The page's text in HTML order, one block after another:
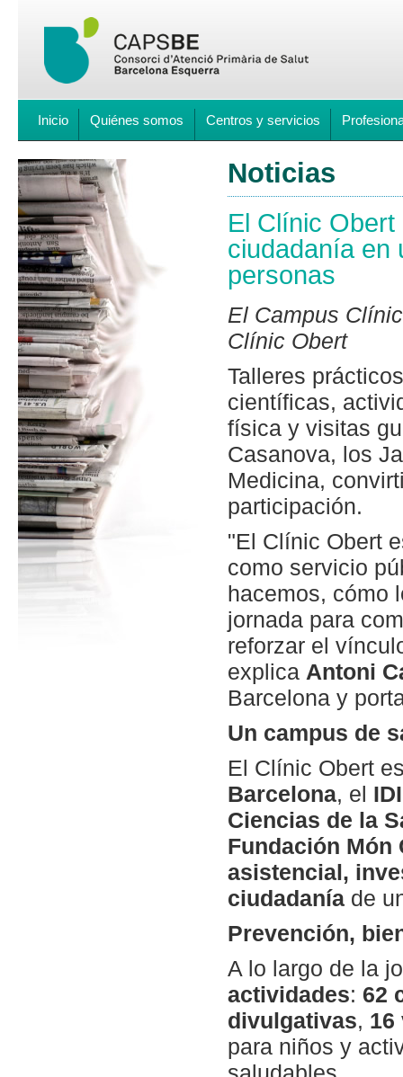
Inicio Quiénes somos Centros y servicios
Noticias
El Clínic
ciudadanía en
personas
El Campus
Clínic Obert
Talleres
científicas,
física y visitas
Casanova, los
Medicina,
participación.
"El Clínic Obert
como servicio
hacemos, cómo
jornada para
reforzar el
explica Antoni
Barcelona y
Un campus de
El Clínic Obert
Barcelona, el
Ciencias de la
Fundación Món
asistencial,
ciudadanía de
Prevención,
A lo largo de la
actividades: 62
divulgativas, 16
para niños y